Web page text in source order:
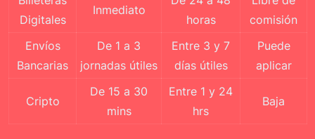
Digitales
Inmediato
horas
comisión
Envíos
Bancarias
De 1 a 3
jornadas útiles
Entre 3 y 7
días útiles
Puede
aplicar
Cripto
De 15 a 30
mins
Entre 1 y 24
hrs
Baja